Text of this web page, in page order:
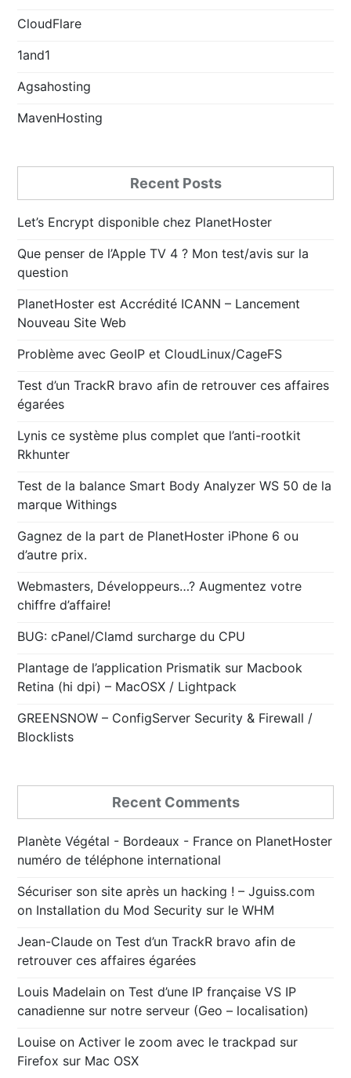
CloudFlare
1and1
Agsahosting
MavenHosting
Recent Posts
Let’s Encrypt disponible chez PlanetHoster
Que penser de l’Apple TV 4 ? Mon test/avis sur la
question
PlanetHoster est Accrédité ICANN – Lancement
Nouveau Site Web
Problème avec GeoIP et CloudLinux/CageFS
Test d’un TrackR bravo afin de retrouver ces affaires
égarées
Lynis ce système plus complet que l’anti-rootkit
Rkhunter
Test de la balance Smart Body Analyzer WS 50 de la
marque Withings
Gagnez de la part de PlanetHoster iPhone 6 ou
d’autre prix.
Webmasters, Développeurs…? Augmentez votre
chiffre d’affaire!
BUG: cPanel/Clamd surcharge du CPU
Plantage de l’application Prismatik sur Macbook
Retina (hi dpi) – MacOSX / Lightpack
GREENSNOW – ConfigServer Security & Firewall /
Blocklists
Recent Comments
Planète Végétal - Bordeaux - France on PlanetHoster
numéro de téléphone international
Sécuriser son site après un hacking ! – Jguiss.com
on Installation du Mod Security sur le WHM
Jean-Claude onTest d’un TrackR bravo afin de
retrouver ces affaires égarées
Louis Madelain onTest d’une IP française VS IP
canadienne sur notre serveur (Geo – localisation)
Louise on Activer le zoom avec le trackpad sur
Firefox sur Mac OSX